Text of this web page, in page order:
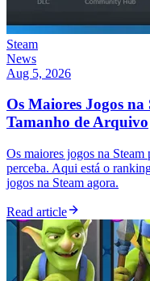
Steam
News
Aug 5, 2026
Os Maiores Jogos na
Tamanho de Arquivo
Os maiores jogos na
perceba. Aqui está o
jogos na Steam agora.
Read article